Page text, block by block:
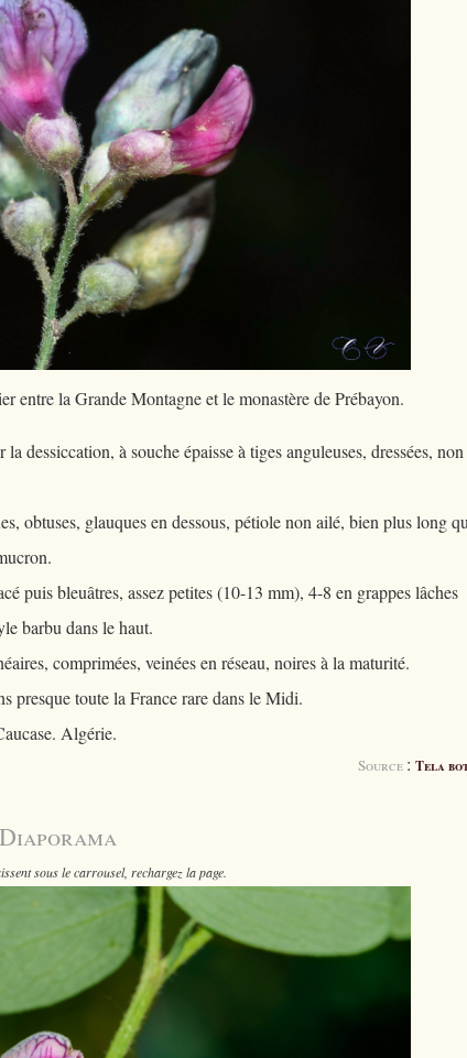
entre la Grande Montagne et le monastère de Prébayon.
dessiccation, à souche épaisse à tiges anguleuses, dressées, non
obtuses, glauques en dessous, pétiole non ailé, bien plus long
puis bleuâtres, assez petites (10-13 mm), 4-8 en grappes lâches
barbu dans le haut.
comprimées, veinées en réseau, noires à la maturité.
presque toute la France rare dans le Midi.
Algérie.
Source : Tela
Diaporama
sous le carrousel, rechargez la page.